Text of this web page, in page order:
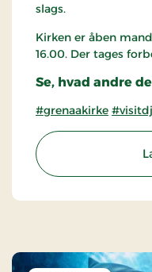
slags.
Kirken er åben
16.00. Der tages
Se, hvad andre
#grenaakirke